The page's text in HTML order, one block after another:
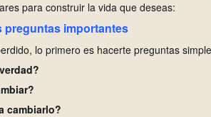
para construir la vida que deseas:
preguntas importantes
lo primero es hacerte preguntas
cambiarlo?